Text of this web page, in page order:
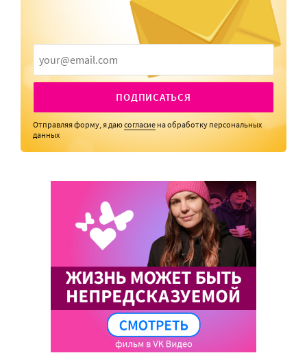
ПОДПИСАТЬСЯ
Отправляя форму, я даюсогласие на обработку персональных
данных